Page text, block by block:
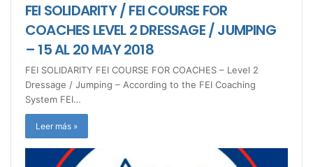
FEI SOLIDARITY / FEI COURSE FOR
COACHES LEVEL 2 DRESSAGE / JUMPING
– 15 AL 20 MAY 2018
FEI SOLIDARITY FEI COURSE FOR COACHES – Level 2
Dressage / Jumping – According to the FEI Coaching
System FEI…
Leer más »